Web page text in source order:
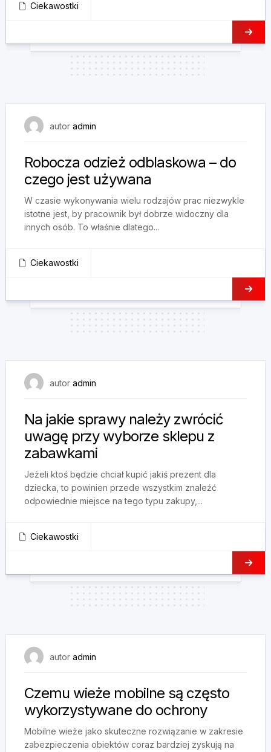
Ciekawostki
autor admin
Robocza odzież odblaskowa – do
czego jest używana
W czasie wykonywania wielu rodzajów prac niezwykle
istotne jest, by pracownik był dobrze widoczny dla
innych osób. To właśnie dlatego...
Ciekawostki
autor admin
Na jakie sprawy należy zwrócić
uwagę przy wyborze sklepu z
zabawkami
Jeżeli ktoś będzie chciał kupić jakiś prezent dla
dziecka, to powinien przede wszystkim znaleźć
odpowiednie miejsce na tego typu zakupy,...
Ciekawostki
autor admin
Czemu wieże mobilne są często
wykorzystywane do ochrony
Mobilne wieże jako skuteczne rozwiązanie w zakresie
zabezpieczenia obiektów coraz bardziej zyskują na